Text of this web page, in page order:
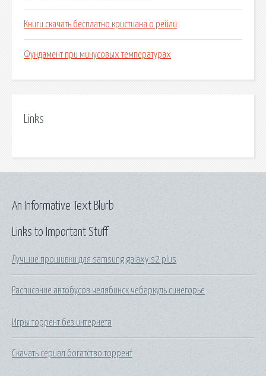
Книги скачать бесплатно кристиана о рейли
Фундамент при минусовых температурах
Links
Links to Important Stuff
Лучшие прошивки для samsung galaxy s2 plus
Расписание автобусов челябинск чебаркуль синегорье
Игры торрент без интернета
Скачать сериал богатство торрент
An Informative Text Blurb